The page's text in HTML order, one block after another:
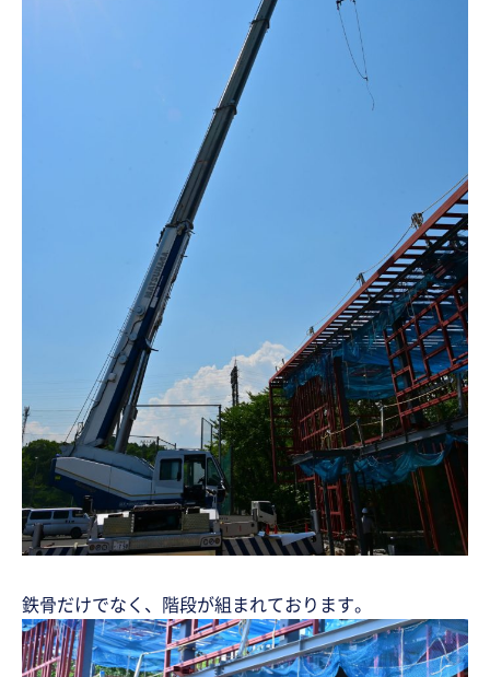
鉄骨だけでなく、階段が組まれております。